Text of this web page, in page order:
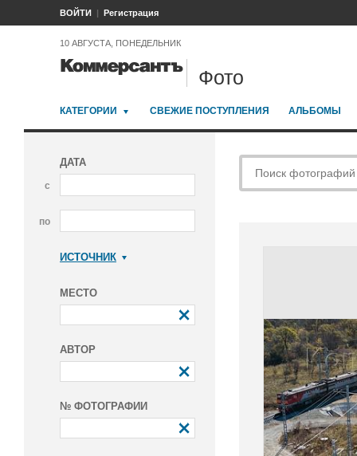
ВОЙТИ Регистрация
10 АВГУСТА, ПОНЕДЕЛЬНИК
Фото
КАТЕГОРИИ СВЕЖИЕ ПОСТУПЛЕНИЯ АЛЬБОМЫ
ДАТА
с
по
ИСТОЧНИК
МЕСТО
АВТОР
№ ФОТОГРАФИИ